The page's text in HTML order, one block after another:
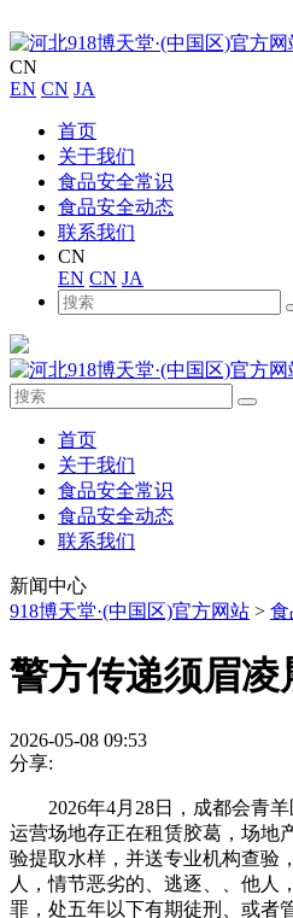
CN
EN CN JA
首页
关于我们
食品安全常识
食品安全动态
联系我们
CN
EN CN JA
首页
关于我们
食品安全常识
食品安全动态
联系我们
新闻中心
918博天堂·(中国区)官方网站 > 食
警方传递须眉
2026-05-08 09:53
分享:
2026年4月28日，成都会青羊
运营场地存正在租赁胶葛，场地
验提取水样，并送专业机构查验
人，情节恶劣的、逃逐、、他人
罪，处五年以下有期徒刑、或者